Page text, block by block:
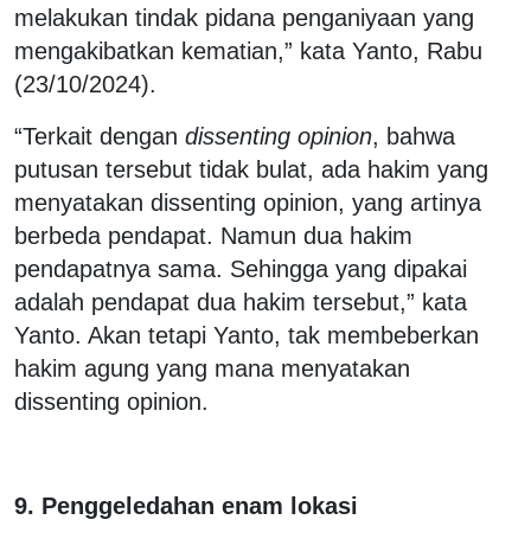
melakukan tindak pidana penganiyaan yang
mengakibatkan kematian,” kata Yanto, Rabu
(23/10/2024).
“Terkait dengan dissenting opinion, bahwa
putusan tersebut tidak bulat, ada hakim yang
menyatakan dissenting opinion, yang artinya
berbeda pendapat. Namun dua hakim
pendapatnya sama. Sehingga yang dipakai
adalah pendapat dua hakim tersebut,” kata
Yanto. Akan tetapi Yanto, tak membeberkan
hakim agung yang mana menyatakan
dissenting opinion.
9. Penggeledahan enam lokasi